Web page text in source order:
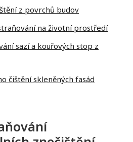
z povrchů budov
na životní prostředí
sazí a kouřových stop z
čištění skleněných fasád